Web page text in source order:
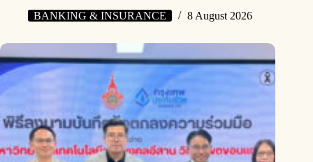
BANKING & INSURANCE
8 August 2026